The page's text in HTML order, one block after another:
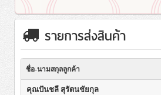
รายการส่งสินค้า
ชื่อ-นามสกุลลูกค้า
คุณปันชลี สุรัตนชัยกุล